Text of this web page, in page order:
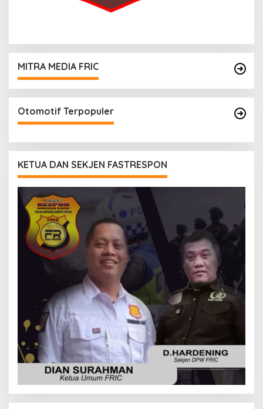
MITRA MEDIA FRIC
Otomotif Terpopuler
KETUA DAN SEKJEN FASTRESPON